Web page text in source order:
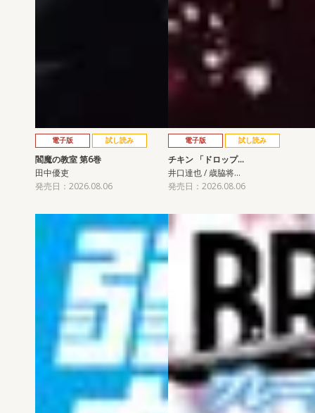
電子版 試し読み
閻魔の教室 第6巻
田中優吏
発売日：2026.08.06
電子版 試し読み
チキン 「ドロップ…
井口達也 / 歳脇将…
発売日：2026.08.06